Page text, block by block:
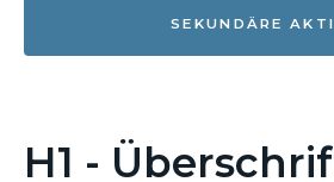
SEKUNDÄRE
H1 -